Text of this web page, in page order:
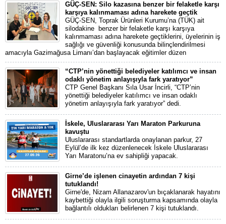
GÜÇ-SEN: Silo kazasına benzer bir felaketle karşı
karşıya kalınmaması adına harekete geçtik
GÜÇ-SEN, Toprak Ürünleri Kurumu’na (TÜK) ait
silodakine benzer bir felaketle karşı karşıya
kalınmaması adına harekete geçtiklerini, üyelerinin iş
sağlığı ve güvenliği konusunda bilinçlendirilmesi
amacıyla Gazimağusa Limanı’dan başlayacak eğitimler düzen
“CTP’nin yönettiği belediyeler katılımcı ve insan
odaklı yönetim anlayışıyla fark yaratıyor”
CTP Genel Başkanı Sıla Usar İncirli, “CTP’nin
yönettiği belediyeler katılımcı ve insan odaklı
yönetim anlayışıyla fark yaratıyor” dedi.
İskele, Uluslararası Yarı Maraton Parkuruna
kavuştu
Uluslararası standartlarda onaylanan parkur, 27
Eylül’de ilk kez düzenlenecek İskele Uluslararası
Yarı Maratonu’na ev sahipliği yapacak.
Girne’de işlenen cinayetin ardından 7 kişi
tutuklandı!
Girne'de, Nizam Allanazarov'un bıçaklanarak hayatını
kaybettiği olayla ilgili soruşturma kapsamında olayla
bağlantılı oldukları belirlenen 7 kişi tutuklandı.